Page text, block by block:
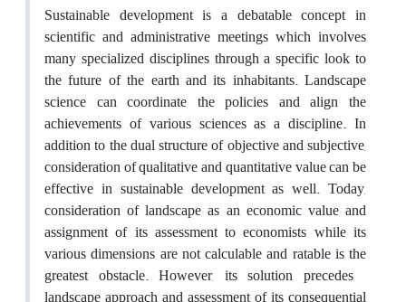
Sustainable development is a debatable concept in
scientific and administrative meetings which involves
many specialized disciplines through a specific look to
the future of the earth and its inhabitants. Landscape
science can coordinate the policies and align the
achievements of various sciences as a discipline. In
addition to the dual structure of objective and subjective,
consideration of qualitative and quantitative value can be
effective in sustainable development as well. Today,
consideration of landscape as an economic value and
assignment of its assessment to economists while its
various dimensions are not calculable and ratable is the
greatest obstacle. However, its solution precedes